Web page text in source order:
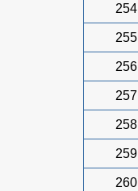
254
255
256
257
258
259
260